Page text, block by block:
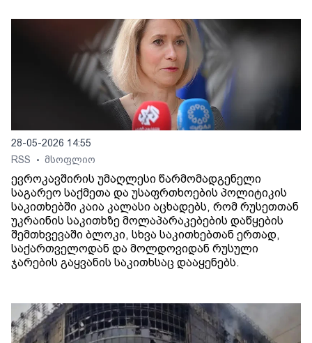
28-05-2026 14:55
RSS
• მსოფლიო
ევროკავშირის უმაღლესი წარმომადგენელი
საგარეო საქმეთა და უსაფრთხოების პოლიტიკის
საკითხებში კაია კალასი აცხადებს, რომ რუსეთთან
უკრაინის საკითხზე მოლაპარაკებების დაწყების
შემთხვევაში ბლოკი, სხვა საკითხებთან ერთად,
საქართველოდან და მოლდოვიდან რუსული
ჯარების გაყვანის საკითხსაც დააყენებს.